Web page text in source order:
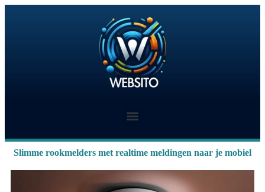
Slimme rookmelders met realtime meldingen naar je mobiel